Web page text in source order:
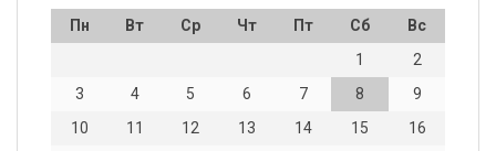
Пн Вт Ср Чт Пт Сб
Вс
1
2
3
4 5 6 7 8
9
10
11 12 13 14 15
16